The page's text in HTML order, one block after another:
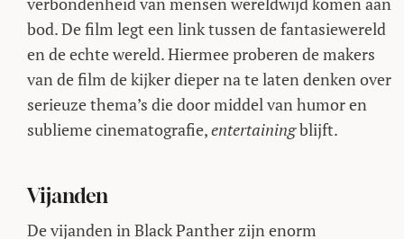
bod. De film legt een link tussen de fantasiewereld
en de echte wereld. Hiermee proberen de makers
van de film de kijker dieper na te laten denken over
serieuze thema’s die door middel van humor en
sublieme cinematografie,entertainingblijft.
Vijanden
De vijanden in Black Panther zijn enorm